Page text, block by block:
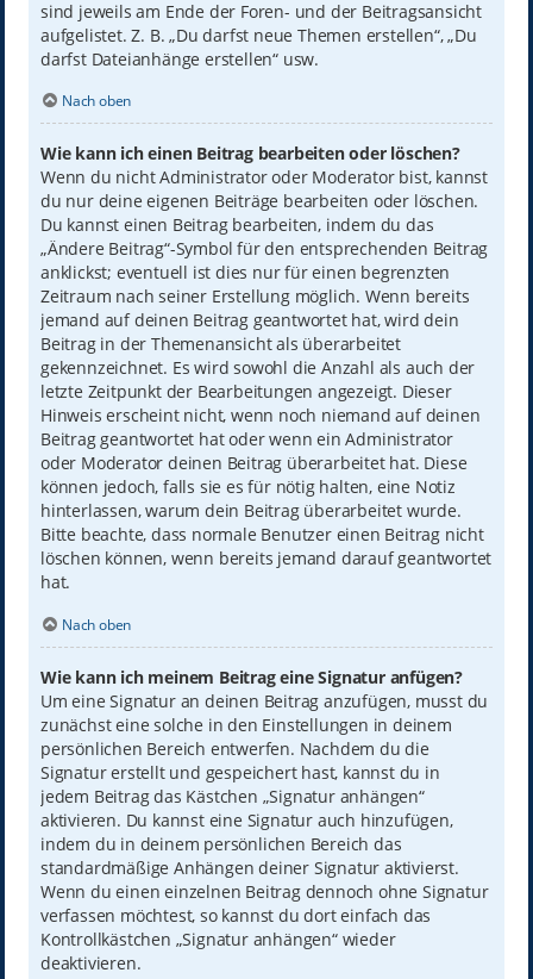
sind jeweils am Ende der Foren- und der Beitragsansicht
aufgelistet. Z. B. „Du darfst neue Themen erstellen“, „Du
darfst Dateianhänge erstellen“ usw.
Nach oben
Wie kann ich einen Beitrag bearbeiten oder löschen?
Wenn du nicht Administrator oder Moderator bist, kannst
du nur deine eigenen Beiträge bearbeiten oder löschen.
Du kannst einen Beitrag bearbeiten, indem du das
„Ändere Beitrag“-Symbol für den entsprechenden Beitrag
anklickst; eventuell ist dies nur für einen begrenzten
Zeitraum nach seiner Erstellung möglich. Wenn bereits
jemand auf deinen Beitrag geantwortet hat, wird dein
Beitrag in der Themenansicht als überarbeitet
gekennzeichnet. Es wird sowohl die Anzahl als auch der
letzte Zeitpunkt der Bearbeitungen angezeigt. Dieser
Hinweis erscheint nicht, wenn noch niemand auf deinen
Beitrag geantwortet hat oder wenn ein Administrator
oder Moderator deinen Beitrag überarbeitet hat. Diese
können jedoch, falls sie es für nötig halten, eine Notiz
hinterlassen, warum dein Beitrag überarbeitet wurde.
Bitte beachte, dass normale Benutzer einen Beitrag nicht
löschen können, wenn bereits jemand darauf geantwortet
hat.
Nach oben
Wie kann ich meinem Beitrag eine Signatur anfügen?
Um eine Signatur an deinen Beitrag anzufügen, musst du
zunächst eine solche in den Einstellungen in deinem
persönlichen Bereich entwerfen. Nachdem du die
Signatur erstellt und gespeichert hast, kannst du in
jedem Beitrag das Kästchen „Signatur anhängen“
aktivieren. Du kannst eine Signatur auch hinzufügen,
indem du in deinem persönlichen Bereich das
standardmäßige Anhängen deiner Signatur aktivierst.
Wenn du einen einzelnen Beitrag dennoch ohne Signatur
verfassen möchtest, so kannst du dort einfach das
Kontrollkästchen „Signatur anhängen“ wieder
deaktivieren.